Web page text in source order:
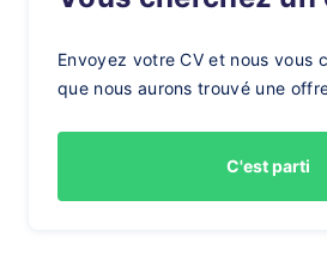
Envoyez votre CV et nous vous
que nous aurons trouvé une
C'est parti